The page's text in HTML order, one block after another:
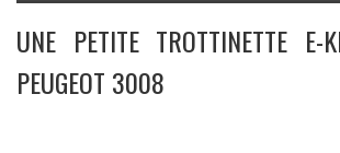
UNE PETITE TROTTINETTE E-
PEUGEOT 3008